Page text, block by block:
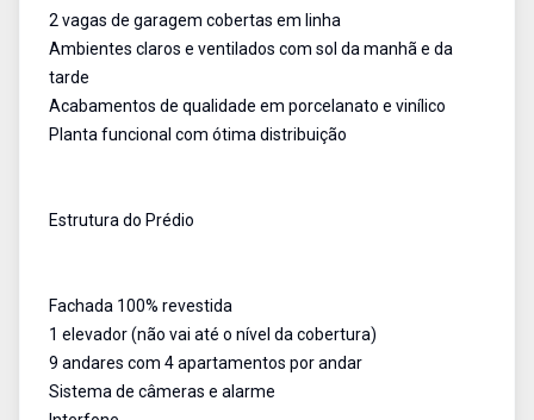
2 vagas de garagem cobertas em linha
Ambientes claros e ventilados com sol da manhã e da
tarde
Acabamentos de qualidade em porcelanato e vinílico
Planta funcional com ótima distribuição
Estrutura do Prédio
Fachada 100% revestida
1 elevador (não vai até o nível da cobertura)
9 andares com 4 apartamentos por andar
Sistema de câmeras e alarme